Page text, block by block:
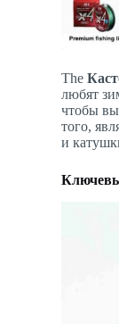
The
любят
чтобы
того,
и